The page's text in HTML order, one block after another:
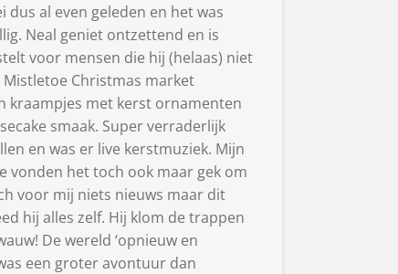
dus al even geleden en het was
Neal geniet ontzettend en is
voor mensen die hij (helaas) niet
Mistletoe Christmas market
kraampjes met kerst ornamenten
smaak. Super verraderlijk
en was er live kerstmuziek. Mijn
vonden het toch ook maar gek om
voor mij niets nieuws maar dit
hij alles zelf. Hij klom de trappen
De wereld ‘opnieuw en
een groter avontuur dan